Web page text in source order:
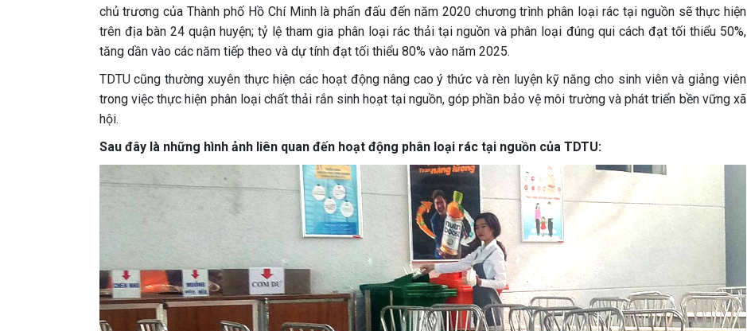
chủ trương của Thành phố Hồ Chí Minh là phấn đấu đến năm 2020 chương trình phân loại rác tại nguồn sẽ thực hiện
trên địa bàn 24 quận huyện; tỷ lệ tham gia phân loại rác thải tại nguồn và phân loại đúng qui cách đạt tối thiểu 50%,
tăng dần vào các năm tiếp theo và dự tính đạt tối thiểu 80% vào năm 2025.
TDTU cũng thường xuyên thực hiện các hoạt động nâng cao ý thức và rèn luyện kỹ năng cho sinh viên và giảng viên
trong việc thực hiện phân loại chất thải rắn sinh hoạt tại nguồn, góp phần bảo vệ môi trường và phát triển bền vững xã
hội.
Sau đây là những hình ảnh liên quan đến hoạt động phân loại rác tại nguồn của TDTU: